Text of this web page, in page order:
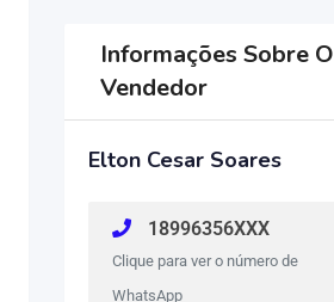
Informações Sobre O
Vendedor
Elton Cesar Soares
18996356XXX
Clique para ver o número de
WhatsApp